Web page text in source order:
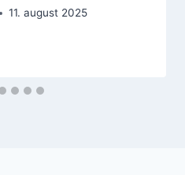
11. august 2025